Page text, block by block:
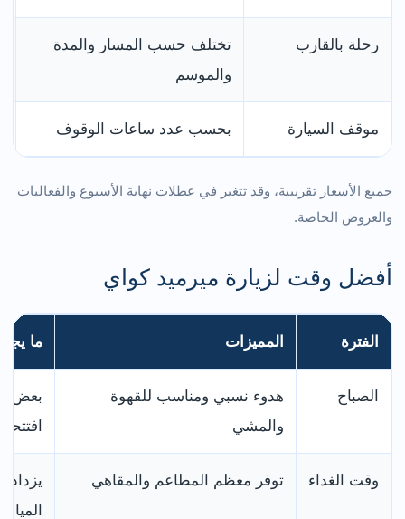
رحلة بالقارب
تختلف حسب المسار والمدة
والموسم
موقف السيارة بحسب عدد ساعات الوقوف
جميع الأسعار تقريبية، وقد تتغير في عطلات نهاية الأسبوع والفعاليات
والعروض الخاصة.
أفضل وقت لزيارة ميرميد كواي
الفترة المميزات ما
الصباح
هدوء نسبي ومناسب للقهوة
والمشي
بعض
وقت الغداء توفر معظم المطاعم والمقاهي
المياه